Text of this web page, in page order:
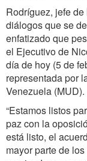
Rodríguez, jefe
diálogos que se
enfatizado que
el Ejecutivo de
día de hoy (5 de
representada por
Venezuela (MUD).
“Estamos listos
paz con la
está listo, el
mayor parte de